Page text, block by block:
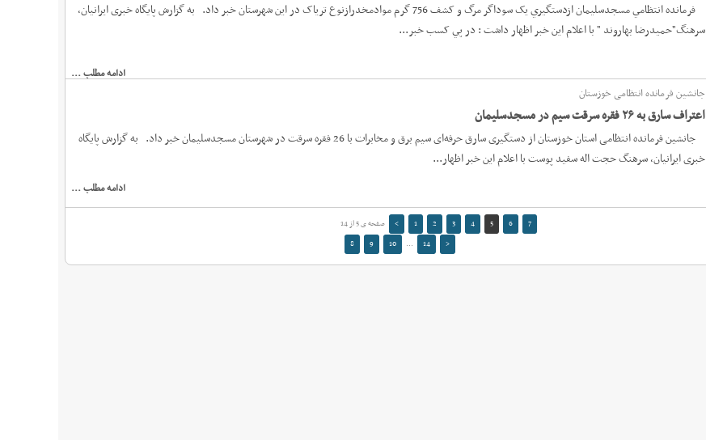
فرمانده انتظامي مسجدسلیمان ازدستگيري يک سوداگر مرگ و کشف 756 گرم موادمخدرازنوع ترياک در این شهرستان خبر داد. به گزارش پایگاه خبری ایرانیان،
سرهنگ"حميدرضا بهاروند " با اعلام این خبر اظهار داشت : در پي کسب خبر...
ادامه مطلب ...
جانشین فرمانده انتظامی خوزستان
اعتراف سارق به ۲۶ فقره سرقت سیم در مسجدسلیمان
جانشین فرمانده انتظامی استان خوزستان از دستگیری سارق حرفه‌ای سیم برق و مخابرات با 26 فقره سرقت در شهرستان مسجدسلیمان خبر داد. به گزارش پایگاه
خبری ایرانیان، سرهنگ حجت اله سفید پوست با اعلام این خبر اظهار...
ادامه مطلب ...
صفحه ی 5 از 14 > 1 2 3 4 5 6
7
8
9 10 ... 14 <